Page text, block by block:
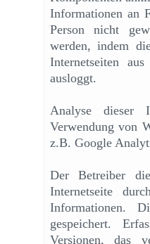
Informationen an
Person nicht
werden, indem
Internetseiten
ausloggt.
Analyse dieser
Verwendung von
z.B. Google
Der Betreiber
Internetseite
Informationen.
gespeichert.
Versionen, das